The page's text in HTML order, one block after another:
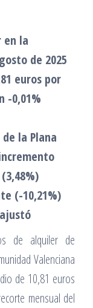
en la
de 2025
euros por
-0,01%
la Plana
(-10,21%)
de alquiler de
Valenciana
de 10,81 euros
mensual del